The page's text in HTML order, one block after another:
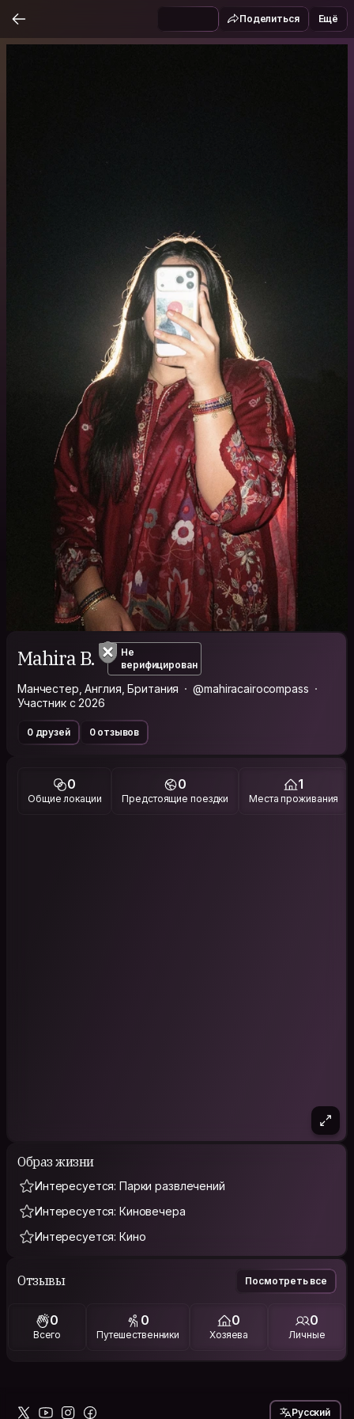
Поделиться Ещё
Mahira B.
Не
верифицирован
Манчестер, Англия, Британия
@mahiracairocompass
Участник с 2026
0 друзей 0 отзывов
0
Общие локации
0
Предстоящие поездки
1
Места проживания
Образ жизни
Интересуется: Парки развлечений
Интересуется: Киновечера
Интересуется: Кино
Отзывы Посмотреть все
0
Всего
0
Путешественники
0
Хозяева
0
Личные
Русский